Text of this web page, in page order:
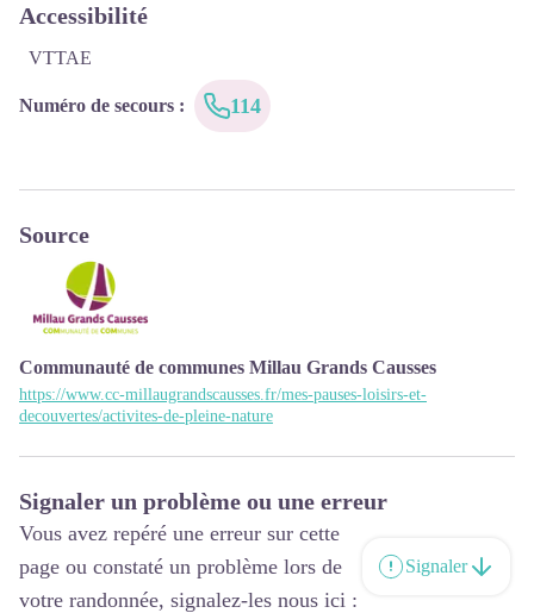
Accessibilité
VTTAE
Numéro de secours : 114
Source
Communauté de communes Millau Grands Causses
https://www.cc-millaugrandscausses.fr/mes-pauses-loisirs-et-
decouvertes/activites-de-pleine-nature
Signaler un problème ou une erreur
Vous avez repéré une erreur sur cette
page ou constaté un problème lors de
votre randonnée, signalez-les nous ici :
Signaler